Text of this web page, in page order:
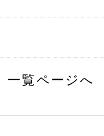
一覧ページへ